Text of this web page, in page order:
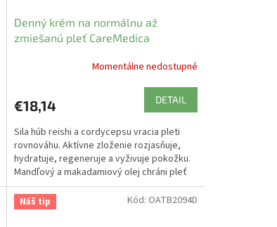
Denný krém na normálnu až
zmiešanú pleť CareMedica
Momentálne nedostupné
€18,14 DETAIL
Sila húb reishi a cordycepsu vracia pleti
rovnováhu. Aktívne zloženie rozjasňuje,
hydratuje, regeneruje a vyživuje pokožku.
Mandľový a makadamiový olej chráni pleť
pred vysúšaním.
Náš tip Kód: OATB2094D